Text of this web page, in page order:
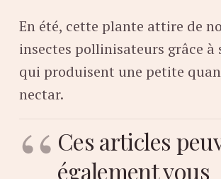
En été, cette plante attire de
insectes pollinisateurs grâce à
qui produisent une petite
nectar.
Ces articles
également vous